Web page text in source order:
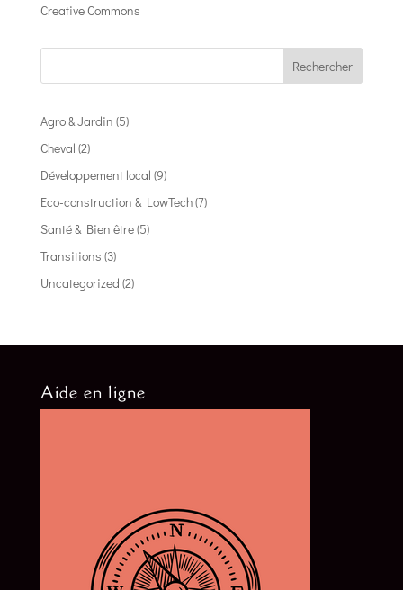
Creative Commons
Rechercher
Agro & Jardin (5)
Cheval (2)
Développement local (9)
Eco-construction & LowTech(7)
Santé & Bien être(5)
Transitions (3)
Uncategorized (2)
Aide en ligne